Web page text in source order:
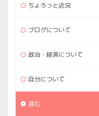
ちょろっと近況
ブログについて
政治・経済について
自分について
読む